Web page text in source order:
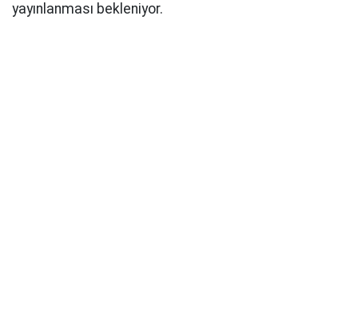
yayınlanması bekleniyor.